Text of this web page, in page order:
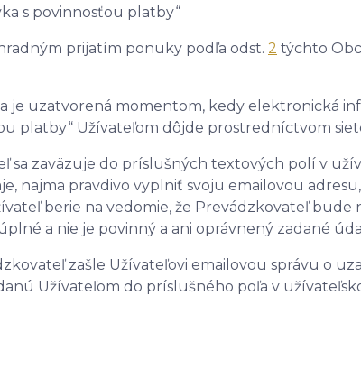
s povinnosťou platby“
prijatím ponuky podľa odst. 2 týchto
je uzatvorená momentom, kedy elektronická
platby“ Užívateľom dôjde prostredníctvom
sa zaväzuje do príslušných textových polí v
najmä pravdivo vyplniť svoju emailovou
berie na vedomie, že Prevádzkovateľ
a nie je povinný a ani oprávnený zadané
zašle Užívateľovi emailovou správu o
Užívateľom do príslušného poľa v